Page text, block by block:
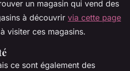
un magasin qui vend des
à découvrir via cette page
visiter ces magasins.
ce sont également des